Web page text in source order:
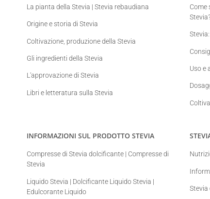
La pianta della Stevia | Stevia rebaudiana
Origine e storia di Stevia
Coltivazione, produzione della Stevia
Gli ingredienti della Stevia
L'approvazione di Stevia
Libri e letteratura sulla Stevia
Come
Uso e
INFORMAZIONI SUL PRODOTTO STEVIA
Compresse di Stevia dolcificante | Compresse di
Stevia
Liquido Stevia | Dolcificante Liquido Stevia |
Edulcorante Liquido
Stevia